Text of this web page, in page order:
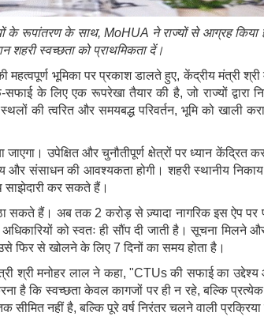
के रूपांतरण के साथ, MoHUA ने राज्यों से आग्रह किया
शहरी स्वच्छता को प्राथमिकता दें।
भूमिका पर प्रकाश डालते हुए, केंद्रीय मंत्री
के लिए एक रूपरेखा तैयार की है, जो राज्यों द्वारा
की त्वरित और समयबद्ध परिवर्तन, भूमि को खाली
जाएगा। उपेक्षित और चुनौतीपूर्ण क्षेत्रों पर ध्यान
संसाधन की आवश्यकता होगी। शहरी स्थानीय
साझेदारी कर सकते हैं।
सकते हैं। अब तक 2 करोड़ से ज़्यादा नागरिक इस ऐप
को स्वतः ही सौंप दी जाती है। सूचना मिलने
फिर से खोलने के लिए 7 दिनों का समय होता है।
श्री मनोहर लाल ने कहा, "CTUs की सफाई का उद्देश्य
है कि स्वच्छता केवल कागजों पर ही न रहे, बल्कि
नहीं है, बल्कि पूरे वर्ष निरंतर चलने वाली